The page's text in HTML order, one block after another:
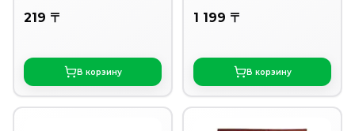
219 〒
В корзину
1 199 〒
В корзину